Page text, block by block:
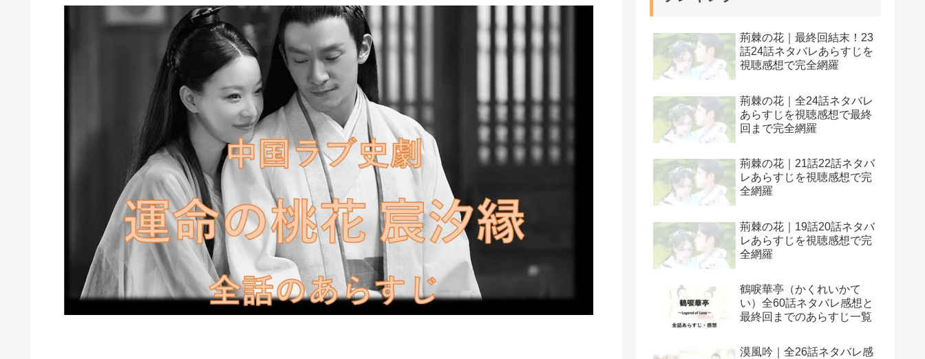
荊棘の花｜最終回結末！23
話24話ネタバレあらすじを
視聴感想で完全網羅
荊棘の花｜全24話ネタバレ
あらすじを視聴感想で最終
回まで完全網羅
荊棘の花｜21話22話ネタバ
レあらすじを視聴感想で完
全網羅
荊棘の花｜19話20話ネタバ
レあらすじを視聴感想で完
全網羅
鶴唳華亭（かくれいかて
い）全60話ネタバレ感想と
最終回までのあらすじ一覧
漠風吟｜全26話ネタバレ感